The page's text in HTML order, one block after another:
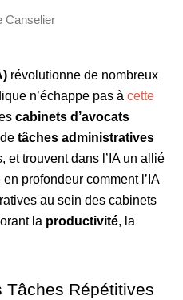
Canselier
révolutionne de nombreux
n’échappe pas àcette
cabinets d’avocats
detâches administratives
et trouvent dans l’IA un allié
profondeur comment l’IA
au sein des cabinets
la productivité, la
Tâches Répétitives